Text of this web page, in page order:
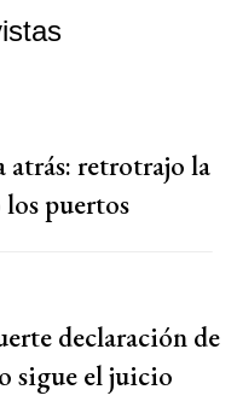
atrás: retrotrajo la
puertos
declaración de
sigue el juicio